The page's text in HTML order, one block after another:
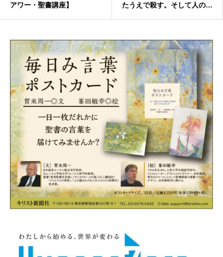
アワー・聖書講座】
たうえで殺す。そして人の子